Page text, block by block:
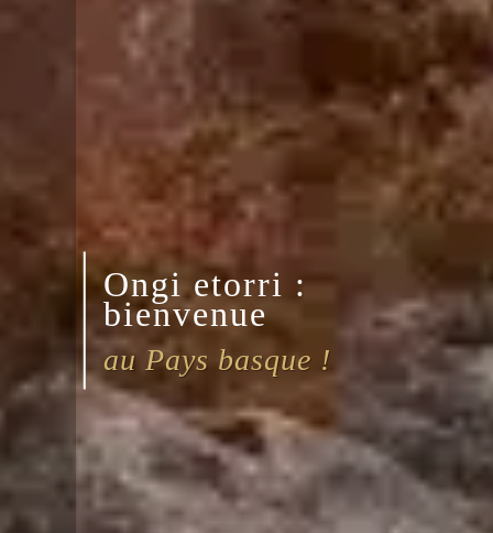
Ongi etorri :
bienvenue
au Pays basque !